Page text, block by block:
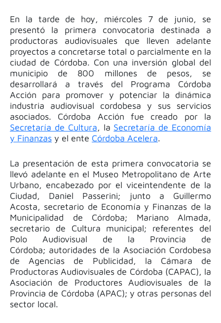
En la tarde de hoy, miércoles 7 de junio, se
presentó la primera convocatoria destinada a
productoras audiovisuales que lleven adelante
proyectos a concretarse total o parcialmente en la
ciudad de Córdoba. Con una inversión global del
municipio de 800 millones de pesos, se
desarrollará a través del Programa Córdoba
Acción para promover y potenciar la dinámica
industria audiovisual cordobesa y sus servicios
asociados. Córdoba Acción fue creado por la
Secretaría de Cultura, la Secretaría de Economía
y Finanzas y el ente Córdoba Acelera.
La presentación de esta primera convocatoria se
llevó adelante en el Museo Metropolitano de Arte
Urbano, encabezado por el viceintendente de la
Ciudad, Daniel Passerini; junto a Guillermo
Acosta, secretario de Economía y Finanzas de la
Municipalidad de Córdoba; Mariano Almada,
secretario de Cultura municipal; referentes del
Polo Audiovisual de la Provincia de
Córdoba; autoridades de la Asociación Cordobesa
de Agencias de Publicidad, la Cámara de
Productoras Audiovisuales de Córdoba (CAPAC), la
Asociación de Productores Audiovisuales de la
Provincia de Córdoba (APAC); y otras personas del
sector local.